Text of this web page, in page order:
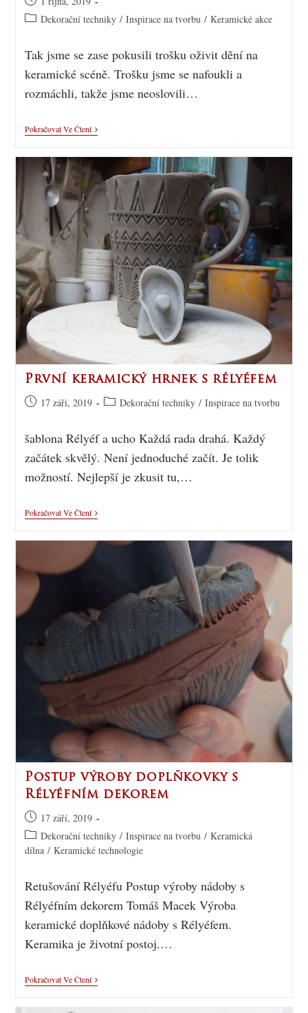
Dekorační techniky / Inspirace na tvorbu / Keramické akce
Tak jsme se zase pokusili trošku oživit dění na
keramické scéně. Trošku jsme se nafoukli a
rozmáchli, takže jsme neoslovili…
Pokračovat Ve Čtení
První keramický hrnek s rélyéfem
17 září, 2019
Dekorační techniky / Inspirace na tvorbu
šablona Rélyéf a ucho Každá rada drahá. Každý
začátek skvělý. Není jednoduché začít. Je tolik
možností. Nejlepší je zkusit tu,…
Pokračovat Ve Čtení
Postup výroby doplňkovky s
Rélyéfním dekorem
17 září, 2019
Dekorační techniky / Inspirace na tvorbu / Keramická
dílna / Keramické technologie
Retušování Rélyéfu Postup výroby nádoby s
Rélyéfním dekorem Tomáš Macek Výroba
keramické doplňkové nádoby s Rélyéfem.
Keramika je životní postoj.…
Pokračovat Ve Čtení